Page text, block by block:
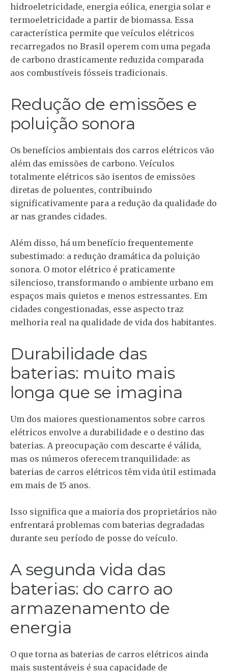
hidroeletricidade, energia eólica, energia solar e
termoeletricidade a partir de biomassa. Essa
característica permite que veículos elétricos
recarregados no Brasil operem com uma pegada
de carbono drasticamente reduzida comparada
aos combustíveis fósseis tradicionais.
Redução de emissões e
poluição sonora
Os benefícios ambientais dos carros elétricos vão
além das emissões de carbono. Veículos
totalmente elétricos são isentos de emissões
diretas de poluentes, contribuindo
significativamente para a redução da qualidade do
ar nas grandes cidades.
Além disso, há um benefício frequentemente
subestimado: a redução dramática da poluição
sonora. O motor elétrico é praticamente
silencioso, transformando o ambiente urbano em
espaços mais quietos e menos estressantes. Em
cidades congestionadas, esse aspecto traz
melhoria real na qualidade de vida dos habitantes.
Durabilidade das
baterias: muito mais
longa que se imagina
Um dos maiores questionamentos sobre carros
elétricos envolve a durabilidade e o destino das
baterias. A preocupação com descarte é válida,
mas os números oferecem tranquilidade: as
baterias de carros elétricos têm vida útil estimada
em mais de 15 anos.
Isso significa que a maioria dos proprietários não
enfrentará problemas com baterias degradadas
durante seu período de posse do veículo.
A segunda vida das
baterias: do carro ao
armazenamento de
energia
O que torna as baterias de carros elétricos ainda
mais sustentáveis é sua capacidade de